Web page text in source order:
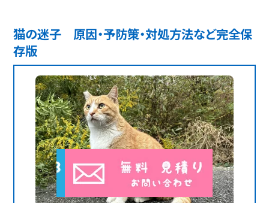
猫の迷子 原因・予防策・対処方法など完全保
存版